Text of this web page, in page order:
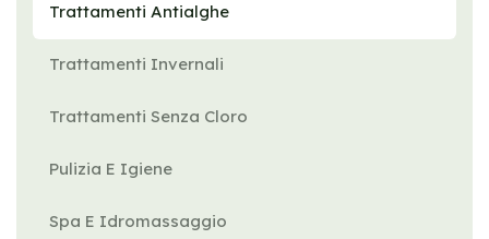
Trattamenti Antialghe
Trattamenti Invernali
Trattamenti Senza Cloro
Pulizia E Igiene
Spa E Idromassaggio